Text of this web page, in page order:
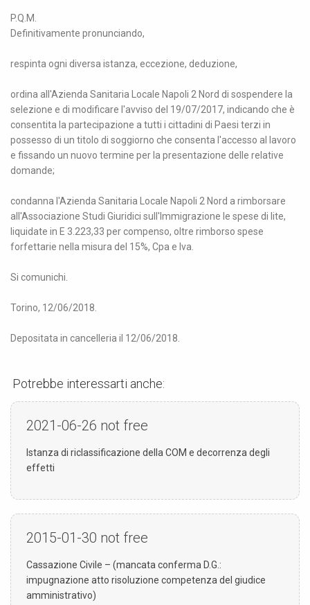
P.Q.M.
Definitivamente pronunciando,
respinta ogni diversa istanza, eccezione, deduzione,
ordina all'Azienda Sanitaria Locale Napoli 2 Nord di sospendere la
selezione e di modificare l'avviso del 19/07/2017, indicando che è
consentita la partecipazione a tutti i cittadini di Paesi terzi in
possesso di un titolo di soggiorno che consenta l'accesso al lavoro
e fissando un nuovo termine per la presentazione delle relative
domande;
condanna l'Azienda Sanitaria Locale Napoli 2 Nord a rimborsare
all'Associazione Studi Giuridici sull'Immigrazione le spese di lite,
liquidate in E 3.223,33 per compenso, oltre rimborso spese
forfettarie nella misura del 15%, Cpa e Iva.
Si comunichi.
Torino, 12/06/2018.
Depositata in cancelleria il 12/06/2018.
Potrebbe interessarti anche:
2021-06-26 not free
Istanza di riclassificazione della COM e decorrenza degli
effetti
2015-01-30 not free
Cassazione Civile – (mancata conferma D.G.:
impugnazione atto risoluzione competenza del giudice
amministrativo)